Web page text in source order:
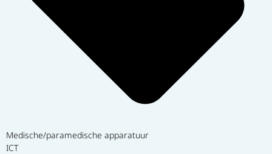
Medische/paramedische apparatuur
ICT